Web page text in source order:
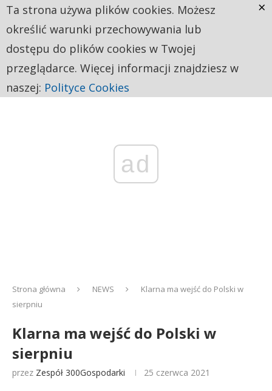
ad
Strona główna NEWS
Klarna ma wejść do Polski w
sierpniu
Klarna ma wejść do Polski w
sierpniu
przez Zespół 300Gospodarki 25 czerwca 2021
Ta strona używa plików cookies. Możesz
określić warunki przechowywania lub
dostępu do plików cookies w Twojej
przeglądarce. Więcej informacji znajdziesz w
naszej: Polityce Cookies
×